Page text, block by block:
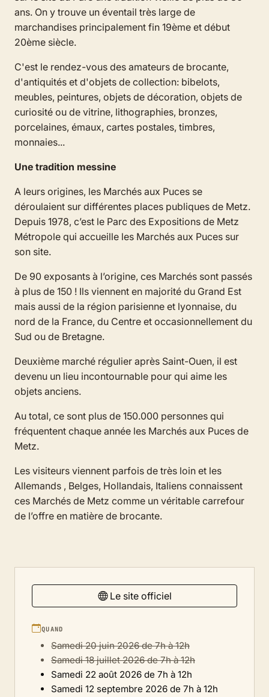
ans. On y trouve un éventail très large de
marchandises principalement fin 19ème et début
20ème siècle.
C'est le rendez-vous des amateurs de brocante,
d'antiquités et d'objets de collection: bibelots,
meubles, peintures, objets de décoration, objets de
curiosité ou de vitrine, lithographies, bronzes,
porcelaines, émaux, cartes postales, timbres,
monnaies...
Une tradition messine
A leurs origines, les Marchés aux Puces se
déroulaient sur différentes places publiques de Metz.
Depuis 1978, c’est le Parc des Expositions de Metz
Métropole qui accueille les Marchés aux Puces sur
son site.
De 90 exposants à l’origine, ces Marchés sont passés
à plus de 150 ! Ils viennent en majorité du Grand Est
mais aussi de la région parisienne et lyonnaise, du
nord de la France, du Centre et occasionnellement du
Sud ou de Bretagne.
Deuxième marché régulier après Saint-Ouen, il est
devenu un lieu incontournable pour qui aime les
objets anciens.
Au total, ce sont plus de 150.000 personnes qui
fréquentent chaque année les Marchés aux Puces de
Metz.
Les visiteurs viennent parfois de très loin et les
Allemands , Belges, Hollandais, Italiens connaissent
ces Marchés de Metz comme un véritable carrefour
de l’offre en matière de brocante.
Le site officiel
QUAND
Samedi 20 juin 2026 de 7h à 12h
Samedi 18 juillet 2026 de 7h à 12h
Samedi 22 août 2026 de 7h à 12h
Samedi 12 septembre 2026 de 7h à 12h